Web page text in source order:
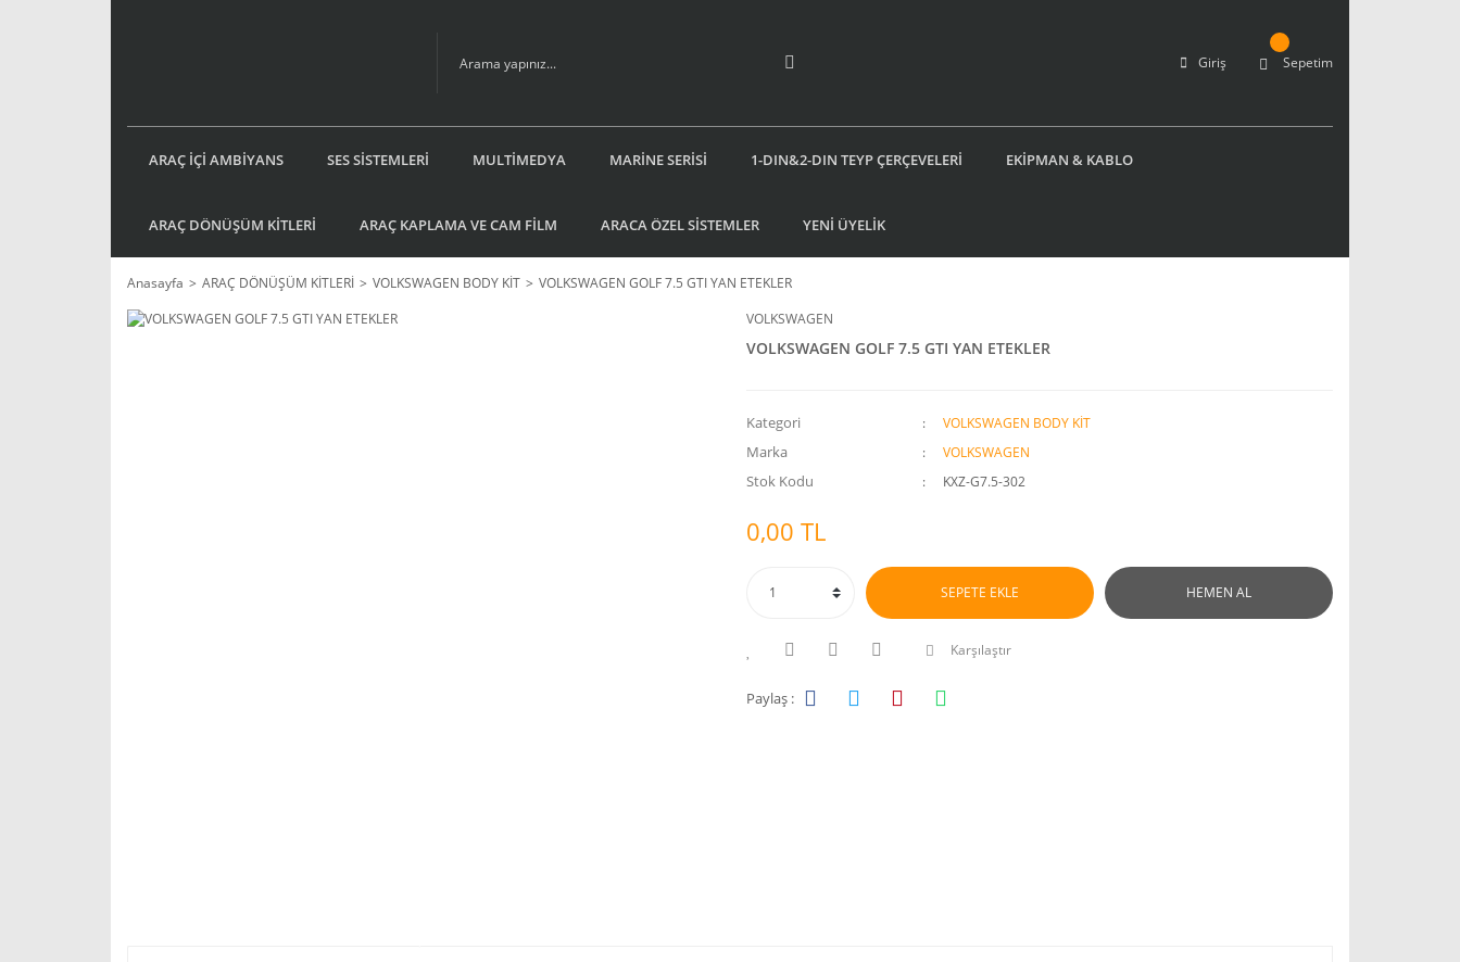
Giriş Sepetim
ARAÇ İÇİ AMBİYANS SES SİSTEMLERİ MULTİMEDYA MARİNE SERİSİ 1-DIN&2-DIN TEYP ÇERÇEVELERİ EKİPMAN & KABLO
ARAÇ DÖNÜŞÜM KİTLERİ ARAÇ KAPLAMA VE CAM FİLM ARACA ÖZEL SİSTEMLER YENİ ÜYELİK
Anasayfa ARAÇ DÖNÜŞÜM KİTLERİ VOLKSWAGEN BODY KİT
VOLKSWAGEN GOLF 7.5 GTI YAN ETEKLER
VOLKSWAGEN
VOLKSWAGEN GOLF 7.5 GTI YAN ETEKLER
Kategori VOLKSWAGEN BODY KİT
Marka VOLKSWAGEN
Stok Kodu KXZ-G7.5-302
0,00 TL
SEPETE EKLE HEMEN AL
Karşılaştır
Paylaş :